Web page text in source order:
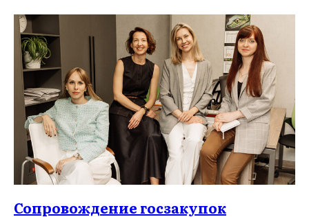
Сопровождение госзакупок